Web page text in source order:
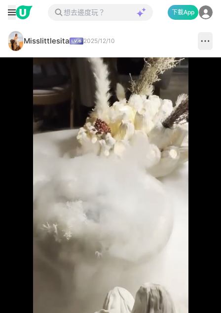
下載App
Misslittlesita 2025/12/10